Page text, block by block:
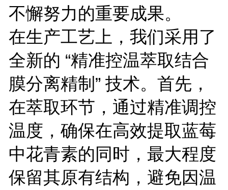
不懈努力的重要成果。
在生产工艺上，我们采用了
全新的 “精准控温萃取结合
膜分离精制” 技术。首先，
在萃取环节，通过精准调控
温度，确保在高效提取蓝莓
中花青素的同时，最大程度
保留其原有结构，避免因温